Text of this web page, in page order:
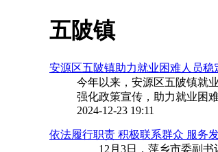
五陂镇
安源区五陂镇助力就业困难人员稳
今年以来，安源区五陂镇就
强化政策宣传，助力就业困
2024-12-23 19:11
依法履行职责 积极联系群众 服务
12月3日，萍乡市委副书